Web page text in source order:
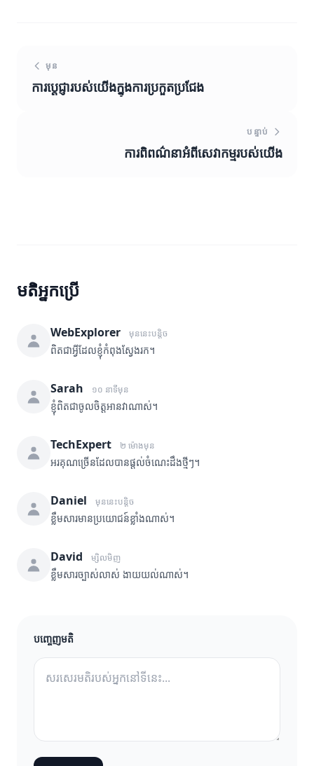
មុន
ការប្តេជ្ញារបស់យើងក្នុងការប្រកួតប្រជែង
បន្ទាប់
ការពិពណ៌នាអំពីសេវាកម្មរបស់យើង
មតិអ្នកប្រើ
WebExplorer មុននេះបន្តិច
ពិតជាអ្វីដែលខ្ញុំកំពុងស្វែងរក។
Sarah ១០ នាទីមុន
ខ្ញុំពិតជាចូលចិត្តអានវាណាស់។
TechExpert ២ ម៉ោងមុន
អរគុណច្រើនដែលបានផ្តល់ចំណេះដឹងថ្មីៗ។
Daniel មុននេះបន្តិច
ខ្លឹមសារមានប្រយោជន៍ខ្លាំងណាស់។
David ម្សិលមិញ
ខ្លឹមសារច្បាស់លាស់ ងាយយល់ណាស់។
បញ្ចេញមតិ